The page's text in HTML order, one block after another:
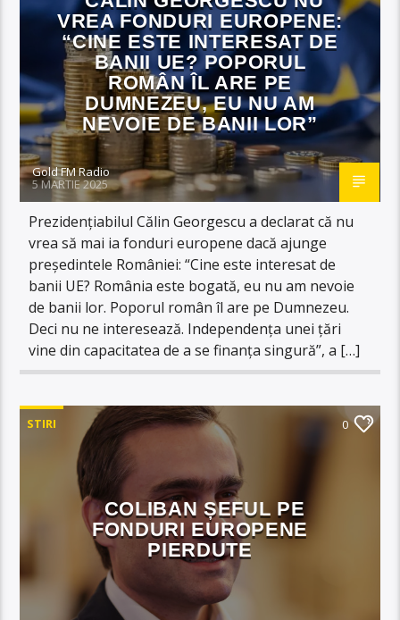
VREA FONDURI EUROPENE:
“CINE ESTE INTERESAT DE
BANII UE? POPORUL
ROMÂN ÎL ARE PE
DUMNEZEU, EU NU AM
NEVOIE DE BANII LOR”
Gold FM Radio
5 MARTIE 2025
Prezidențiabilul Călin Georgescu a declarat că nu
vrea să mai ia fonduri europene dacă ajunge
președintele României: “Cine este interesat de
banii UE? România este bogată, eu nu am nevoie
de banii lor. Poporul român îl are pe Dumnezeu.
Deci nu ne interesează. Independența unei țări
vine din capacitatea de a se finanța singură”, a […]
STIRI 0
COLIBAN ȘEFUL PE
FONDURI EUROPENE
PIERDUTE